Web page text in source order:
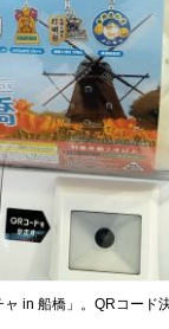
in 船橋」。QRコード